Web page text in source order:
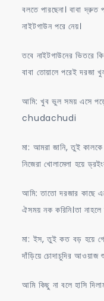
বলতে পারছেনা। বাবা দ্রুত
নাইটগাউন পরে নেয়।
তবে নাইটগাউনের ভিতরে
বাবা তোয়ালে পরেই দরজা
আমি: খুব ভুল সময় এসে
chudachudi
মা: আমরা জানি, তুই
নিজেরা খোলামেলা হয়ে
আমি: তাতো দরজার কাছে
ঐসময় নক করিনি।তা
মা: ইস, তুই কত বড় হয়ে
দাঁড়িয়ে চোদাচুদির আওয়াজ
আমি কিছু না বলে হাসি